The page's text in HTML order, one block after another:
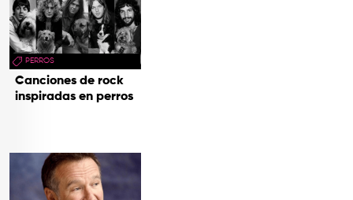
PERROS
Canciones de rock
inspiradas en perros